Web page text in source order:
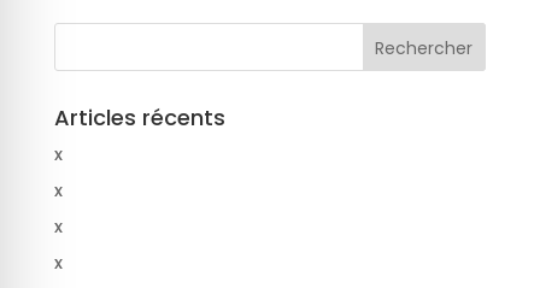
Articles récents
x
x
x
x